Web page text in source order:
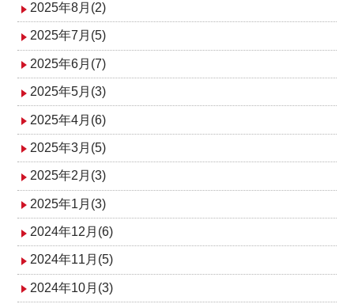
2025年8月(2)
2025年7月(5)
2025年6月(7)
2025年5月(3)
2025年4月(6)
2025年3月(5)
2025年2月(3)
2025年1月(3)
2024年12月(6)
2024年11月(5)
2024年10月(3)